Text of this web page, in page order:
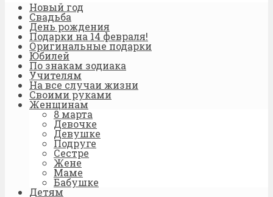
Новый год
Свадьба
День рождения
Подарки на 14 февраля!
Оригинальные подарки
Юбилей
По знакам зодиака
Учителям
На все случаи жизни
Своими руками
Женщинам
8 марта
Девочке
Девушке
Подруге
Сестре
Жене
Маме
Бабушке
Детям